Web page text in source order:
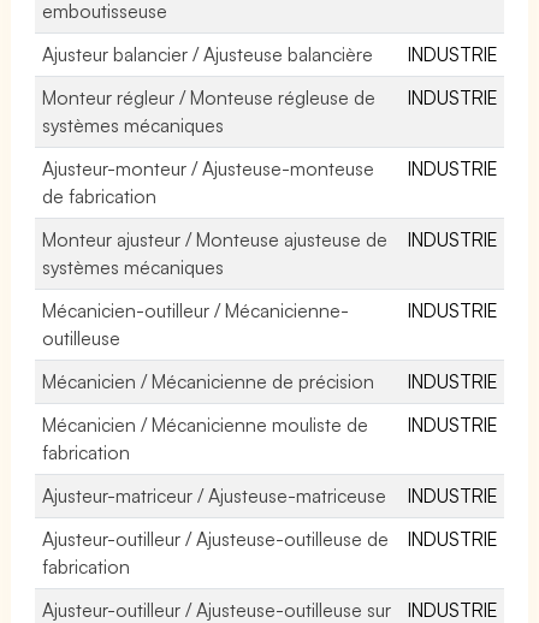
emboutisseuse
Ajusteur balancier / Ajusteuse balancière
INDUSTRIE
Monteur régleur / Monteuse régleuse de
systèmes mécaniques
INDUSTRIE
Ajusteur-monteur / Ajusteuse-monteuse
de fabrication
INDUSTRIE
Monteur ajusteur / Monteuse ajusteuse de
systèmes mécaniques
INDUSTRIE
Mécanicien-outilleur / Mécanicienne-
outilleuse
INDUSTRIE
Mécanicien / Mécanicienne de précision
INDUSTRIE
Mécanicien / Mécanicienne mouliste de
fabrication
INDUSTRIE
Ajusteur-matriceur / Ajusteuse-matriceuse
INDUSTRIE
Ajusteur-outilleur / Ajusteuse-outilleuse de
fabrication
INDUSTRIE
Ajusteur-outilleur / Ajusteuse-outilleuse sur
INDUSTRIE